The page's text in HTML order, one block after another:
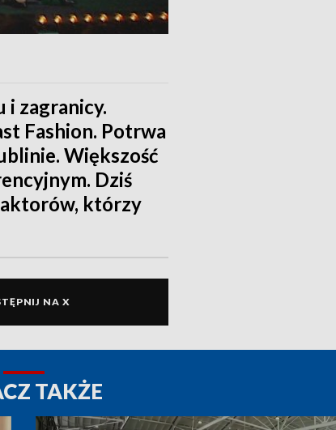
i zagranicy.
Fashion. Potrwa
Większość
Dziś
aktorów, którzy
NA X
TAKŻE